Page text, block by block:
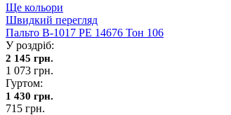
Ще кольори
Швидкий перегляд
Пальто В-1017 PE 14676 Тон 106
У роздріб:
2 145 грн.
1 073 грн.
Гуртом:
1 430 грн.
715 грн.